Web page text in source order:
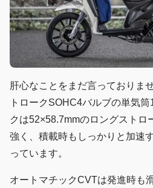
肝心なことをまだ言っておりま
トロークSOHC4バルブの単気
クは52×58.7mmのロングストロ
強く、積載時もしっかりと加速
っています。
オートマチックCVTは発進時も